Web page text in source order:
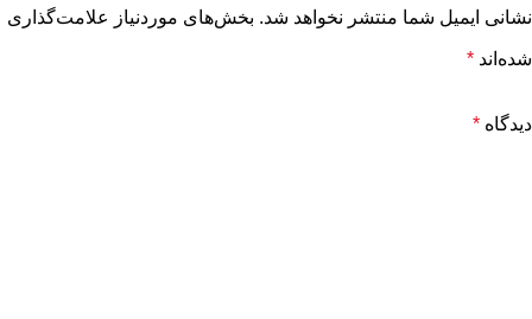
نشانی ایمیل شما منتشر نخواهد شد. بخش‌های موردنیاز علامت‌گذاری
شده‌اند *
دیدگاه *